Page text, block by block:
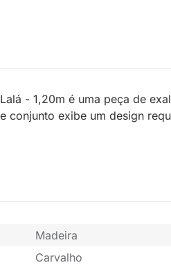
- 1,20m é uma peça de
exibe um design
Madeira
Carvalho